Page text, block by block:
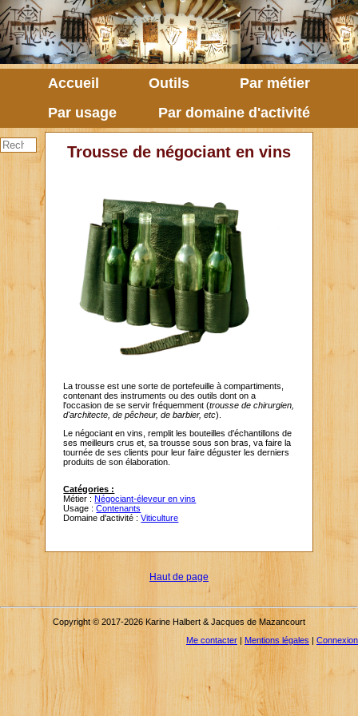
Accueil Outils
Par métier
Par usage
Par domaine d'activité
Trousse de négociant en vins
La trousse est une sorte de portefeuille à compartiments,
contenant des instruments ou des outils dont on a
l'occasion de se servir fréquemment (trousse de chirurgien,
d'architecte, de pêcheur, de barbier, etc).
Le négociant en vins, remplit les bouteilles d'échantillons de
ses meilleurs crus et, sa trousse sous son bras, va faire la
tournée de ses clients pour leur faire déguster les derniers
produits de son élaboration.
Catégories :
Métier :Négociant-éleveur en vins
Usage :Contenants
Domaine d'activité :Viticulture
Haut de page
Copyright © 2017-2026 Karine Halbert & Jacques de Mazancourt
Me contacter
Mentions légales Connexion